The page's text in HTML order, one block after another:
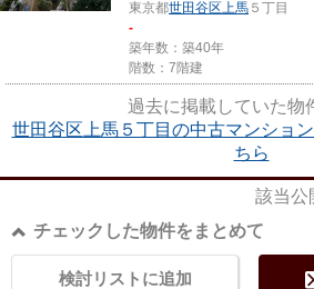
東京都世田谷区 上馬 ５丁目
-
築年数：築40年
階数：7階建
過去に掲載していた物
世田谷区上馬５丁目の中古マンショ
ちら
該当公
チェックした物件をまとめて
検討リストに追加